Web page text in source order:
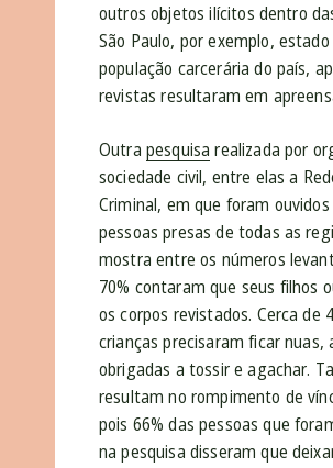
outros objetos ilícitos dentro
São Paulo, por exemplo,
população carcerária do país,
revistas resultaram em
Outra pesquisa realizada por
sociedade civil, entre elas a
Criminal, em que foram
pessoas presas de todas as
mostra entre os números
70% contaram que seus filhos
os corpos revistados. Cerca de
crianças precisaram ficar nuas,
obrigadas a tossir e agachar.
resultam no rompimento de
pois 66% das pessoas que
na pesquisa disseram que